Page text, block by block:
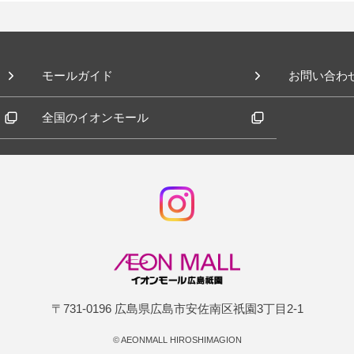
モールガイド お問い合わ
全国のイオンモール
〒731-0196 広島県広島市安佐南区祇園3丁目2-1
©AEONMALL HIROSHIMAGION